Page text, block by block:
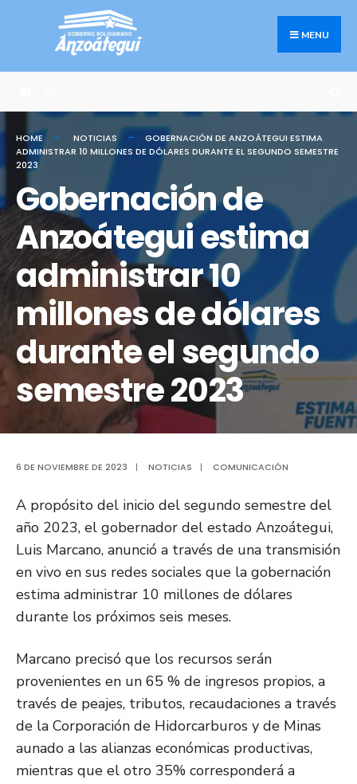
MENU
HOME NOTICIAS
GOBERNACIÓN DE ANZOÁTEGUI ESTIMA
ADMINISTRAR 10 MILLONES DE DÓLARES DURANTE EL SEGUNDO SEMESTRE
2023
Gobernación de
Anzoátegui estima
administrar 10
millones de dólares
durante el segundo
semestre 2023
6 DE NOVIEMBRE DE 2023 | NOTICIAS | COMUNICACIÓN
A propósito del inicio del segundo semestre del
año 2023, el gobernador del estado Anzoátegui,
Luis Marcano, anunció a través de una transmisión
en vivo en sus redes sociales que la gobernación
estima administrar 10 millones de dólares
durante los próximos seis meses.
Marcano precisó que los recursos serán
provenientes en un 65 % de ingresos propios, a
través de peajes, tributos, recaudaciones a través
de la Corporación de Hidorcarburos y de Minas
aunado a las alianzas económicas productivas,
mientras que el otro 35% corresponderá a
Search